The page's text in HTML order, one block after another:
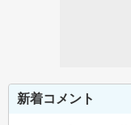
新着コメント